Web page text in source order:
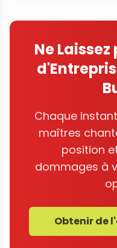
Ne
Chaque
maîtres
position
dommages à
Obtenir de